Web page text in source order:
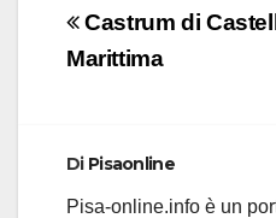
articoli
Castrum di
Marittima
Di Pisaonline
Pisa-online.info è un